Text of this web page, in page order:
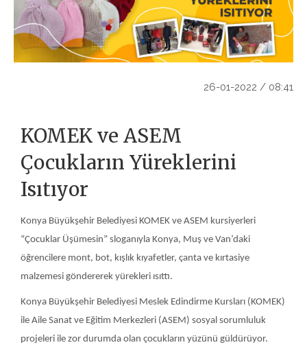
26-01-2022 / 08:41
KOMEK ve ASEM
Çocukların Yüreklerini
Isıtıyor
Konya Büyükşehir Belediyesi KOMEK ve ASEM kursiyerleri
“Çocuklar Üşümesin” sloganıyla Konya, Muş ve Van’daki
öğrencilere mont, bot, kışlık kıyafetler, çanta ve kırtasiye
malzemesi göndererek yürekleri ısıttı.
Konya Büyükşehir Belediyesi Meslek Edindirme Kursları (KOMEK)
ile Aile Sanat ve Eğitim Merkezleri (ASEM) sosyal sorumluluk
projeleri ile zor durumda olan çocukların yüzünü güldürüyor.